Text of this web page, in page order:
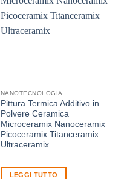
NANOTECNOLOGIA
Pittura Termica Additivo in
Polvere Ceramica
Microceramix Nanoceramix
Picoceramix Titanceramix
Ultraceramix
LEGGI TUTTO